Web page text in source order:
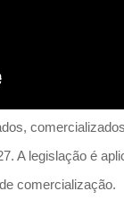
A legislação é
comercialização.